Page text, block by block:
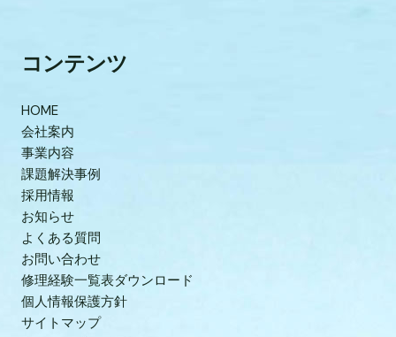
コンテンツ
HOME
会社案内
事業内容
課題解決事例
採用情報
お知らせ
よくある質問
お問い合わせ
修理経験一覧表ダウンロード
個人情報保護方針
サイトマップ